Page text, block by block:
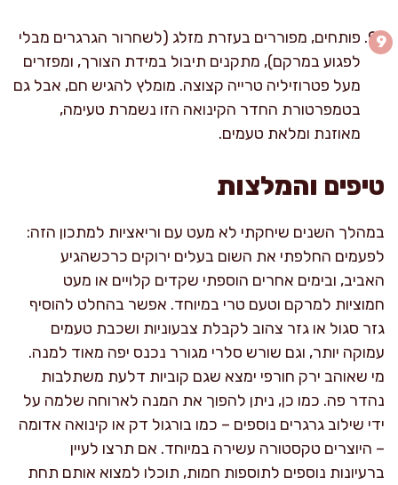
פותחים, מפוררים בעזרת מזלג (לשחרור הגרגרים מבלי
לפגוע במרקם), מתקנים תיבול במידת הצורך, ומפזרים
מעל פטרוזיליה טרייה קצוצה. מומלץ להגיש חם, אבל גם
בטמפרטורת החדר הקינואה הזו נשמרת טעימה,
מאוזנת ומלאת טעמים.
טיפים והמלצות
במהלך השנים שיחקתי לא מעט עם וריאציות למתכון הזה:
לפעמים החלפתי את השום בעלים ירוקים כרכשהגיע
האביב, ובימים אחרים הוספתי שקדים קלויים או מעט
חמוציות למרקם וטעם טרי במיוחד. אפשר בהחלט להוסיף
גזר סגול או גזר צהוב לקבלת צבעוניות ושכבת טעמים
עמוקה יותר, וגם שורש סלרי מגורר נכנס יפה מאוד למנה.
מי שאוהב ירק חורפי ימצא שגם קוביות דלעת משתלבות
נהדר פה. כמו כן, ניתן להפוך את המנה לארוחה שלמה על
ידי שילוב גרגרים נוספים – כמו בורגול דק או קינואה אדומה
– היוצרים טקסטורה עשירה במיוחד. אם תרצו לעיין
ברעיונות נוספים לתוספות חמות, תוכלו למצוא אותם תחת